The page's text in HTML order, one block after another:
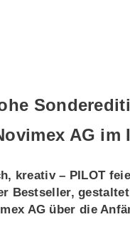
AG im
kreativ – PILOT
Bestseller,
AG über die